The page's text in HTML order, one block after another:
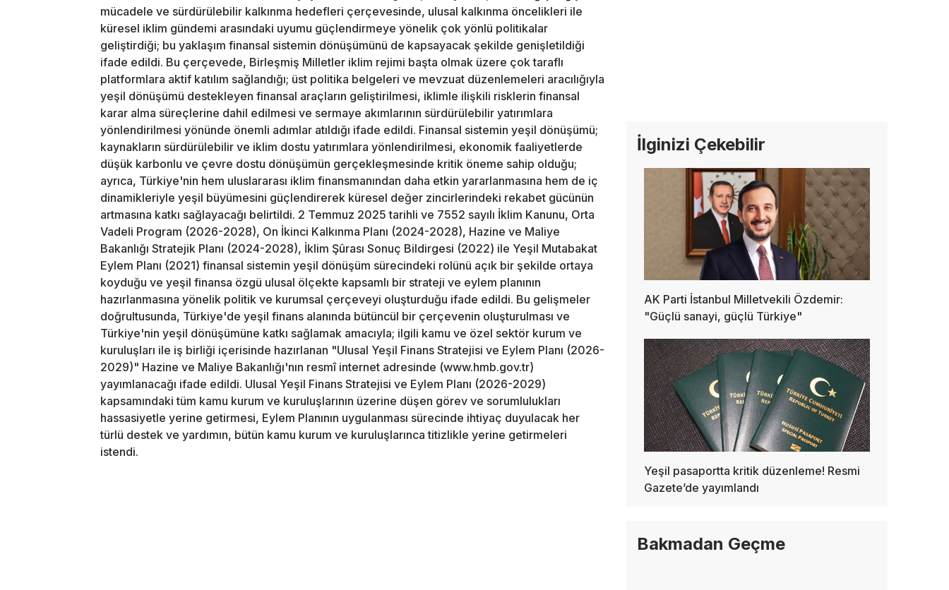
mücadele ve sürdürülebilir kalkınma hedefleri çerçevesinde, ulusal kalkınma öncelikleri ile
küresel iklim gündemi arasındaki uyumu güçlendirmeye yönelik çok yönlü politikalar
geliştirdiği; bu yaklaşım finansal sistemin dönüşümünü de kapsayacak şekilde genişletildiği
ifade edildi. Bu çerçevede, Birleşmiş Milletler iklim rejimi başta olmak üzere çok taraflı
platformlara aktif katılım sağlandığı; üst politika belgeleri ve mevzuat düzenlemeleri aracılığıyla
yeşil dönüşümü destekleyen finansal araçların geliştirilmesi, iklimle ilişkili risklerin finansal
karar alma süreçlerine dahil edilmesi ve sermaye akımlarının sürdürülebilir yatırımlara
yönlendirilmesi yönünde önemli adımlar atıldığı ifade edildi. Finansal sistemin yeşil dönüşümü;
kaynakların sürdürülebilir ve iklim dostu yatırımlara yönlendirilmesi, ekonomik faaliyetlerde
düşük karbonlu ve çevre dostu dönüşümün gerçekleşmesinde kritik öneme sahip olduğu;
ayrıca, Türkiye'nin hem uluslararası iklim finansmanından daha etkin yararlanmasına hem de iç
dinamikleriyle yeşil büyümesini güçlendirerek küresel değer zincirlerindeki rekabet gücünün
artmasına katkı sağlayacağı belirtildi. 2 Temmuz 2025 tarihli ve 7552 sayılı İklim Kanunu, Orta
Vadeli Program (2026-2028), On İkinci Kalkınma Planı (2024-2028), Hazine ve Maliye
Bakanlığı Stratejik Planı (2024-2028), İklim Şûrası Sonuç Bildirgesi (2022) ile Yeşil Mutabakat
Eylem Planı (2021) finansal sistemin yeşil dönüşüm sürecindeki rolünü açık bir şekilde ortaya
koyduğu ve yeşil finansa özgü ulusal ölçekte kapsamlı bir strateji ve eylem planının
hazırlanmasına yönelik politik ve kurumsal çerçeveyi oluşturduğu ifade edildi. Bu gelişmeler
doğrultusunda, Türkiye'de yeşil finans alanında bütüncül bir çerçevenin oluşturulması ve
Türkiye'nin yeşil dönüşümüne katkı sağlamak amacıyla; ilgili kamu ve özel sektör kurum ve
kuruluşları ile iş birliği içerisinde hazırlanan "Ulusal Yeşil Finans Stratejisi ve Eylem Planı (2026-
2029)" Hazine ve Maliye Bakanlığı'nın resmî internet adresinde (www.hmb.gov.tr)
yayımlanacağı ifade edildi. Ulusal Yeşil Finans Stratejisi ve Eylem Planı (2026-2029)
kapsamındaki tüm kamu kurum ve kuruluşlarının üzerine düşen görev ve sorumlulukları
hassasiyetle yerine getirmesi, Eylem Planının uygulanması sürecinde ihtiyaç duyulacak her
türlü destek ve yardımın, bütün kamu kurum ve kuruluşlarınca titizlikle yerine getirmeleri
istendi.
İlginizi Çekebilir
AK Parti İstanbul Milletvekili Özdemir:
"Güçlü sanayi, güçlü Türkiye"
Yeşil pasaportta kritik düzenleme! Resmi
Gazete’de yayımlandı
Bakmadan Geçme